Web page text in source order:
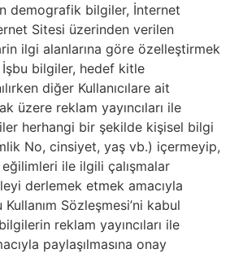
demografik bilgiler, İnternet
Sitesi üzerinden verilen
ilgi alanlarına göre özelleştirmek
İşbu bilgiler, hedef kitle
diğer Kullanıcılare ait
üzere reklam yayıncıları ile
herhangi bir şekilde kişisel bilgi
No, cinsiyet, yaş vb.) içermeyip,
eğilimleri ile ilgili çalışmalar
derlemek etmek amacıyla
Kullanım Sözleşmesi’ni kabul
reklam yayıncıları ile
paylaşılmasına onay